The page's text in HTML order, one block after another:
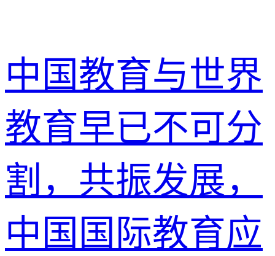
中国教育与世界
教育早已不可分
割，共振发展，
中国国际教育应